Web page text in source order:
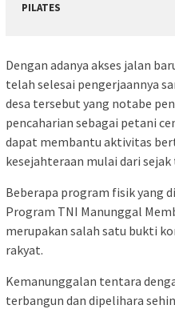
PILATES
Dengan adanya akses jalan
telah selesai pengerjaannya
desa tersebut yang notabe
pencaharian sebagai petani
dapat membantu aktivitas
kesejahteraan mulai dari
Beberapa program fisik yang
Program TNI Manunggal
merupakan salah satu bukti
rakyat.
Kemanunggalan tentara
terbangun dan dipelihara